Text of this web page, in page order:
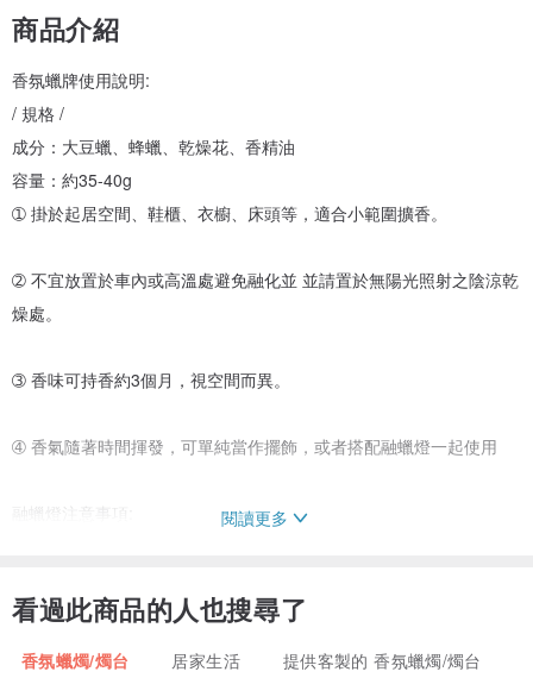
商品介紹
香氛蠟牌使用說明:
/ 規格 /
成分：大豆蠟、蜂蠟、乾燥花、香精油
容量：約35-40g
➀ 掛於起居空間、鞋櫃、衣櫥、床頭等，適合小範圍擴香。
➁ 不宜放置於車內或高溫處避免融化並 並請置於無陽光照射之陰涼乾
燥處。
➂ 香味可持香約3個月，視空間而異。
➃ 香氣隨著時間揮發，可單純當作擺飾，或者搭配融蠟燈一起使用
融蠟燈注意事項: 閱讀更多
看過此商品的人也搜尋了
香氛蠟燭/燭台 居家生活 提供客製的 香氛蠟燭/燭台